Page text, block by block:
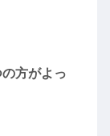
方がよっ